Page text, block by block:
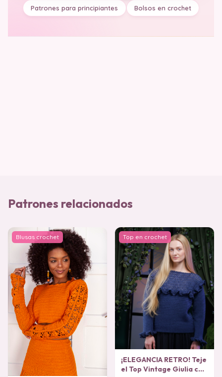
Patrones para principiantes Bolsos en crochet
Patrones relacionados
Blusas crochet Top en crochet
¡ELEGANCIA RETRO! Teje
el Top Vintage Giulia con